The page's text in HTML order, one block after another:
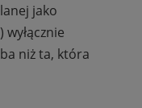
jako
niż ta, która